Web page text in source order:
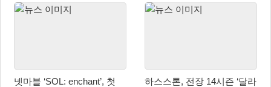
넷마블 ‘SOL: enchant’, 첫
하스스톤, 전장 14시즌 ‘달라